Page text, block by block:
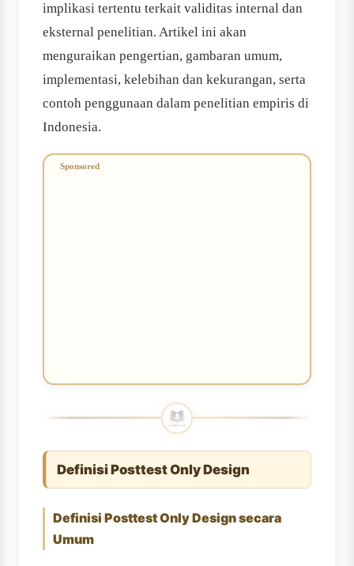
implikasi tertentu terkait validitas internal dan
eksternal penelitian. Artikel ini akan
menguraikan pengertian, gambaran umum,
implementasi, kelebihan dan kekurangan, serta
contoh penggunaan dalam penelitian empiris di
Indonesia.
Definisi Posttest Only Design
Definisi Posttest Only Design secara
Umum